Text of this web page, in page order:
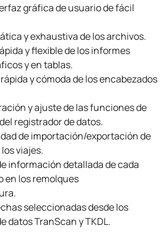
gráfica de usuario de fácil
y exhaustiva de los archivos.
y flexible de los informes
y en tablas.
y cómoda de los encabezados
y ajuste de las funciones de
registrador de datos.
de importación/exportación de
viajes.
información detallada de cada
en los remolques
seleccionadas desde los
datos TranScan y TKDL.